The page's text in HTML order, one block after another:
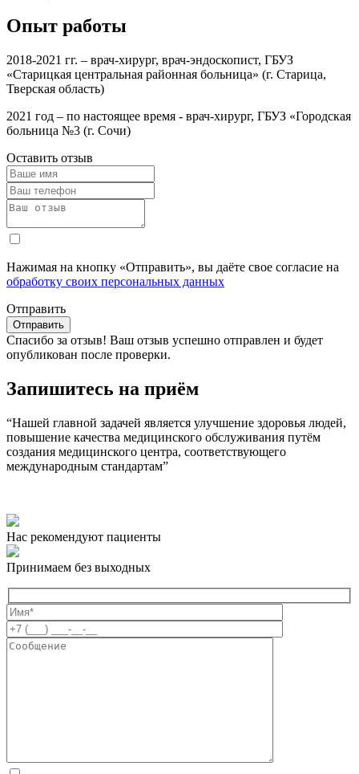
Опыт работы
2018-2021 гг. – врач-хирург, врач-эндоскопист, ГБУЗ
«Старицкая центральная районная больница» (г. Старица,
Тверская область)
2021 год – по настоящее время - врач-хирург, ГБУЗ «Городская
больница №3 (г. Сочи)
Оставить отзыв
Нажимая на кнопку «Отправить», вы даёте свое согласие на
обработку своих персональных данных
Отправить
Спасибо за отзыв! Ваш отзыв успешно отправлен и будет
опубликован после проверки.
Запишитесь на приём
“Нашей главной задачей является улучшение здоровья людей,
повышение качества медицинского обслуживания путём
создания медицинского центра, соответствующего
международным стандартам”
Нас рекомендуют пациенты
Принимаем без выходных